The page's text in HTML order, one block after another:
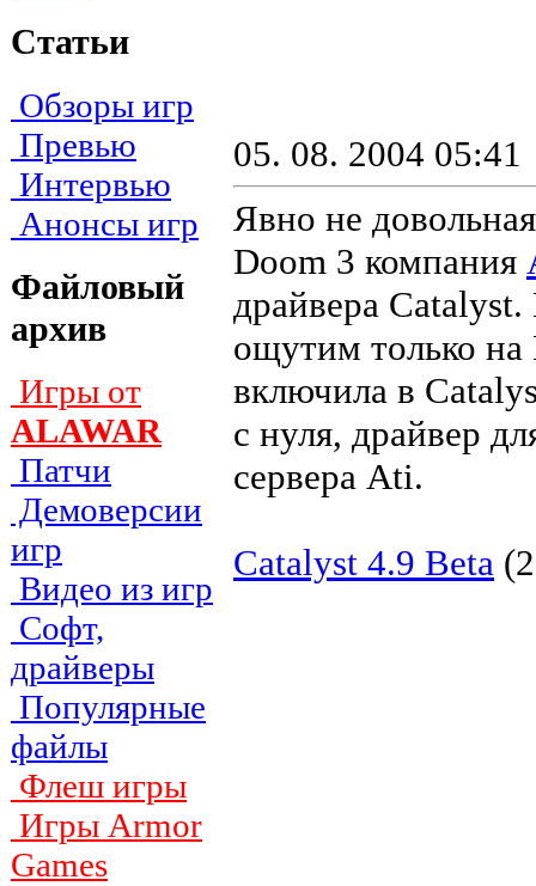
Статьи
Обзоры игр
Превью
Интервью
Анонсы игр
Файловый
архив
Игры от
ALAWAR
Патчи
Демоверсии
игр
Видео из игр
Софт,
драйверы
Популярные
файлы
Флеш игры
Игры Armor
Games
05. 08. 2004 05:41
Явно не
Doom 3 компания
драйвера
ощутим только
включила в
с нуля, драйвер
сервера Ati.
Catalyst 4.9 Beta